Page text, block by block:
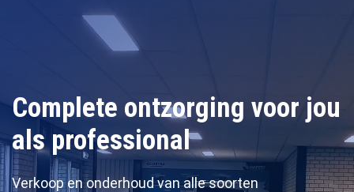
Complete ontzorging voor jou
als professional
Verkoop en onderhoud van alle soorten